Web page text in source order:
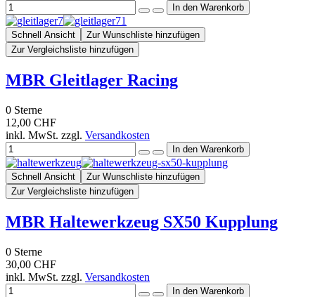
Schnell Ansicht
Zur Wunschliste hinzufügen
Zur Vergleichsliste hinzufügen
MBR Gleitlager Racing
0 Sterne
12,00 CHF
inkl. MwSt. zzgl. Versandkosten
Schnell Ansicht
Zur Wunschliste hinzufügen
Zur Vergleichsliste hinzufügen
MBR Haltewerkzeug SX50 Kupplung
0 Sterne
30,00 CHF
inkl. MwSt. zzgl. Versandkosten